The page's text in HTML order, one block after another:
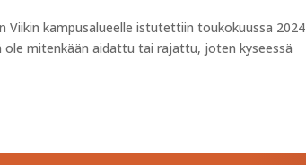
Viikin kampusalueelle istutettiin toukokuussa 2024
mitenkään aidattu tai rajattu, joten kyseessä